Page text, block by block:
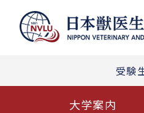
受験
大学案内